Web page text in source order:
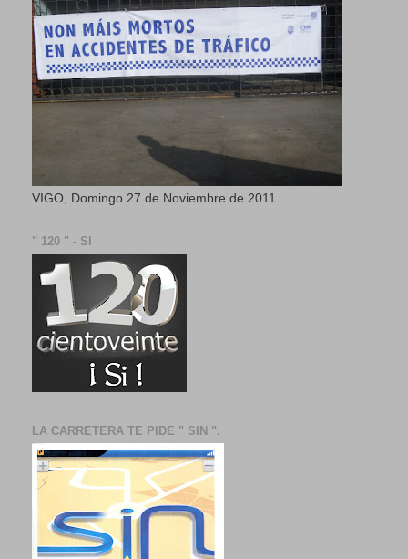
VIGO, Domingo 27 de Noviembre de 2011
" 120 " - SI
LA CARRETERA TE PIDE " SIN ".